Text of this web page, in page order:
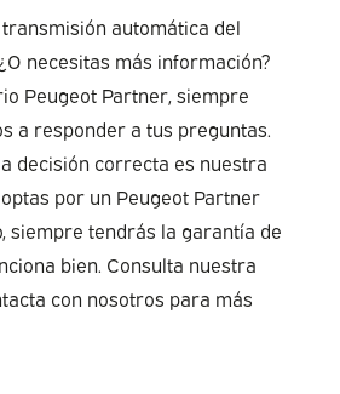
automática del
necesitas más información?
Peugeot Partner, siempre
a responder a tus preguntas.
decisión correcta es nuestra
por un Peugeot Partner
siempre tendrás la garantía de
bien. Consulta nuestra
con nosotros para más